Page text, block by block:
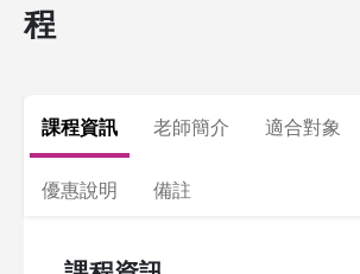
程
課程資訊 老師簡介 適合對象
優惠說明 備註